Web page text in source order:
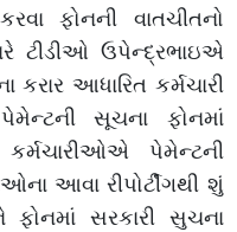
ફોનની વાતચીતનો
ટીડીઓ ઉપેન્દ્રભાઇએ
આધારિત કર્મચારી
સૂચના ફોનમાં
પેમેન્ટની
આવા રીપોર્ટીંગથી શું
ફોનમાં સરકારી સુચના